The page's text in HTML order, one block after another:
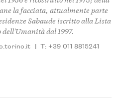
la facciata, attualmente parte
Sabaude iscritto alla Lista
dal 1997.
| T: +39 011 8815241